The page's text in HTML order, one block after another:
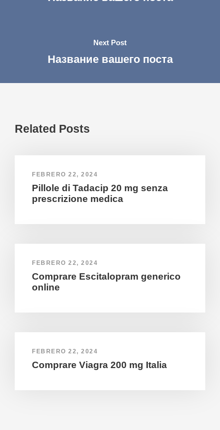
Next Post
Название вашего поста
Related Posts
FEBRERO 22, 2024
Pillole di Tadacip 20 mg senza
prescrizione medica
FEBRERO 22, 2024
Comprare Escitalopram generico
online
FEBRERO 22, 2024
Comprare Viagra 200 mg Italia